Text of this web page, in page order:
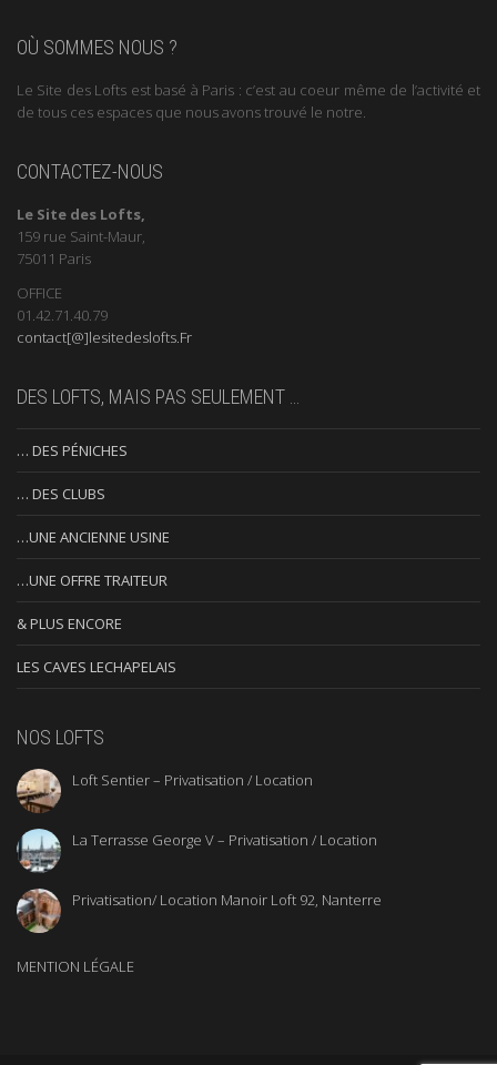
OÙ SOMMES NOUS ?
Le Site des Lofts est basé à Paris : c’est au coeur même de l’activité et
de tous ces espaces que nous avons trouvé le notre.
CONTACTEZ-NOUS
Le Site des Lofts,
159 rue Saint-Maur,
75011 Paris
OFFICE
01.42.71.40.79
contact[@]lesitedeslofts.Fr
DES LOFTS, MAIS PAS SEULEMENT …
… DES PÉNICHES
… DES CLUBS
…UNE ANCIENNE USINE
…UNE OFFRE TRAITEUR
& PLUS ENCORE
LES CAVES LECHAPELAIS
NOS LOFTS
Loft Sentier – Privatisation / Location
La Terrasse George V – Privatisation / Location
Privatisation/ Location Manoir Loft 92, Nanterre
MENTION LÉGALE